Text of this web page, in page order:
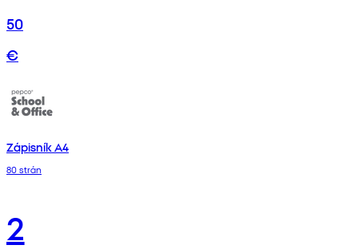
50
€
Zápisník A4
80 strán
2